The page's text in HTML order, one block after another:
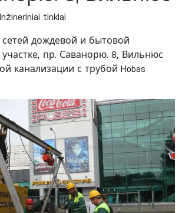
tinklai
сетей дождевой и бытовой
пр. Саванорю. 8, Вильнюс
канализации с трубой Hobas